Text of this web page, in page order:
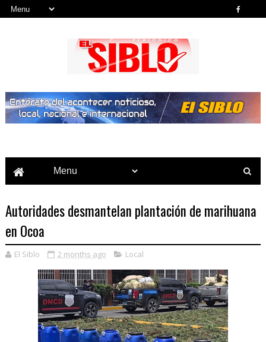
Autoridades desmantelan plantación de marihuana
en Ocoa
El Siblo 2 months ago Local